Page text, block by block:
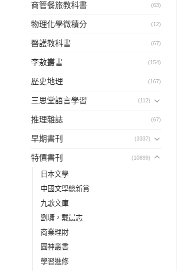
商管餐旅教科書 (63)
物理化學微積分 (12)
醫護教科書 (67)
李敖叢書 (154)
歷史地理 (167)
三思堂語言學習 (112)
推理雜誌 (67)
早期書刊 (3337)
特價書刊 (10899)
日本文學
中國文學總新賞
九歌文庫
劉墉，戴晨志
商業理財
圓神叢書
學習進修